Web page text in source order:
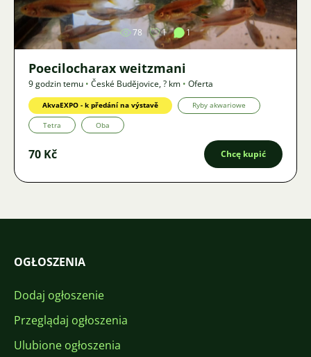
78 1 1
Poecilocharax weitzmani
9 godzin temu • České Budějovice,? km • Oferta
AkvaEXPO - k předání na výstavě Ryby akwariowe
Tetra Oba
70 Kč Chcę kupić
OGŁOSZENIA
Dodaj ogłoszenie
Przeglądaj ogłoszenia
Ulubione ogłoszenia